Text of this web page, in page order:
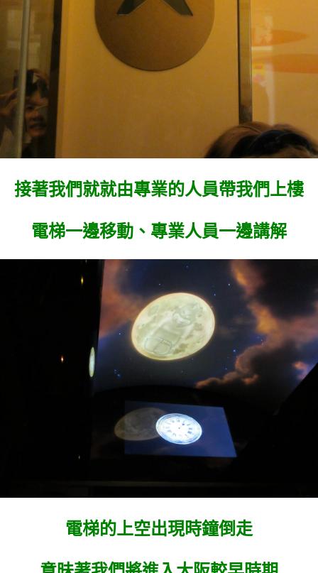
接著我們就就由專業的人員帶我們上樓
電梯一邊移動、專業人員一邊講解
電梯的上空出現時鐘倒走